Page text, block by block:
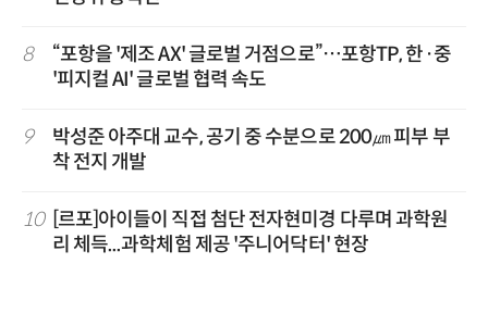
8
“포항을 '제조 AX' 글로벌 거점으로”…포항TP, 한·중
'피지컬 AI' 글로벌 협력 속도
9
박성준 아주대 교수, 공기 중 수분으로 200㎛ 피부 부
착 전지 개발
10
[르포]아이들이 직접 첨단 전자현미경 다루며 과학원
리 체득...과학체험 제공 '주니어닥터' 현장